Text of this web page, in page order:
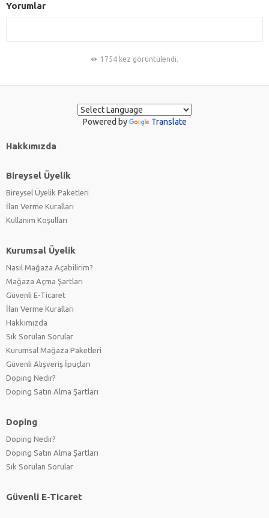
Yorumlar
1754 kez görüntülendi.
Powered by Translate
Hakkımızda
Bireysel Üyelik
Bireysel Üyelik Paketleri
İlan Verme Kuralları
Kullanım Koşulları
Kurumsal Üyelik
Nasıl Mağaza Açabilirim?
Mağaza Açma Şartları
Güvenli E-Ticaret
İlan Verme Kuralları
Hakkımızda
Sık Sorulan Sorular
Kurumsal Mağaza Paketleri
Güvenli Alışveriş İpuçları
Doping Nedir?
Doping Satın Alma Şartları
Doping
Doping Nedir?
Doping Satın Alma Şartları
Sık Sorulan Sorular
Güvenli E-Ticaret